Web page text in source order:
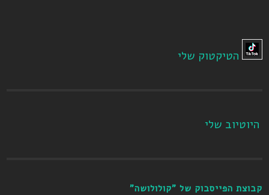
הטיקטוק שלי
היוטיוב שלי
קבוצת הפייסבוק של "קולולושה"